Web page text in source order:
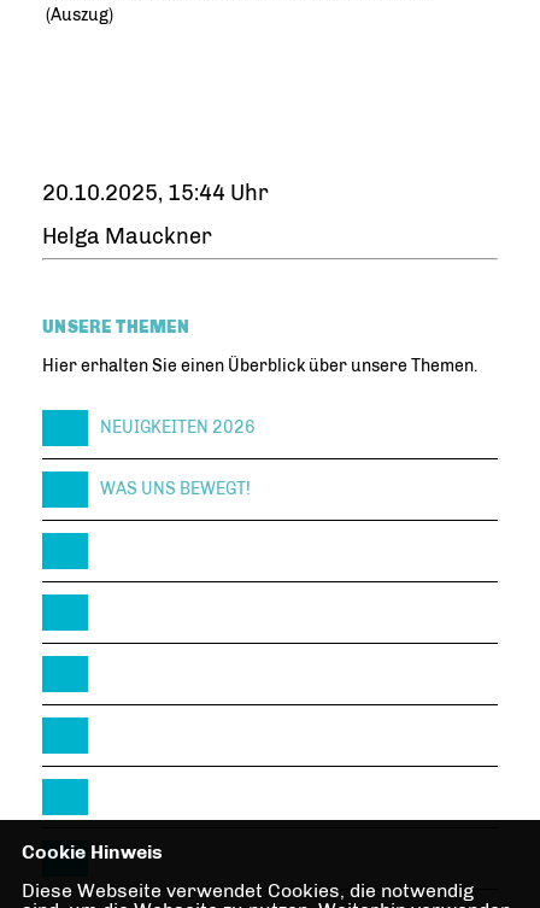
(Auszug)
20.10.2025, 15:44 Uhr
Helga Mauckner
UNSERE THEMEN
Hier erhalten Sie einen Überblick über unsere Themen.
NEUIGKEITEN 2026
WAS UNS BEWEGT!
Cookie Hinweis
Diese Webseite verwendet Cookies, die notwendig